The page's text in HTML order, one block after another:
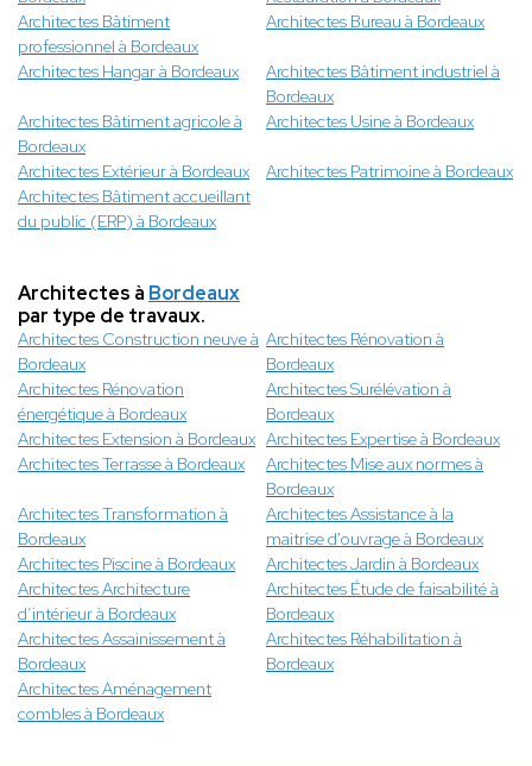
Architectes Bâtiment
professionnel à Bordeaux
Architectes Bureau à Bordeaux
Architectes Hangar à Bordeaux
Architectes Bâtiment industriel à
Bordeaux
Architectes Bâtiment agricole à
Bordeaux
Architectes Usine à Bordeaux
Architectes Extérieur à Bordeaux
Architectes Patrimoine à Bordeaux
Architectes Bâtiment accueillant
du public (ERP) à Bordeaux
Architectes à Bordeaux
par type de travaux.
Architectes Construction neuve à
Bordeaux
Architectes Rénovation à
Bordeaux
Architectes Rénovation
énergétique à Bordeaux
Architectes Surélévation à
Bordeaux
Architectes Extension à Bordeaux Architectes Expertise à Bordeaux
Architectes Terrasse à Bordeaux
Architectes Mise aux normes à
Bordeaux
Architectes Transformation à
Bordeaux
Architectes Assistance à la
maitrise d'ouvrage à Bordeaux
Architectes Piscine à Bordeaux
Architectes Jardin à Bordeaux
Architectes Architecture
d’intérieur à Bordeaux
Architectes Étude de faisabilité à
Bordeaux
Architectes Assainissement à
Bordeaux
Architectes Réhabilitation à
Bordeaux
Architectes Aménagement
combles à Bordeaux